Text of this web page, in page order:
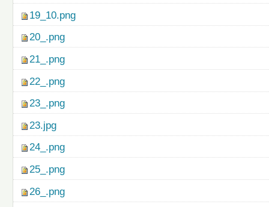
19_10.png
20_.png
21_.png
22_.png
23_.png
23.jpg
24_.png
25_.png
26_.png